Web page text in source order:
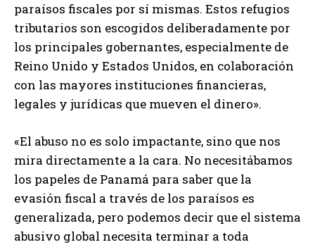
paraísos fiscales por sí mismas. Estos refugios
tributarios son escogidos deliberadamente por
los principales gobernantes, especialmente de
Reino Unido y Estados Unidos, en colaboración
con las mayores instituciones financieras,
legales y jurídicas que mueven el dinero».
«El abuso no es solo impactante, sino que nos
mira directamente a la cara. No necesitábamos
los papeles de Panamá para saber que la
evasión fiscal a través de los paraísos es
generalizada, pero podemos decir que el sistema
abusivo global necesita terminar a toda